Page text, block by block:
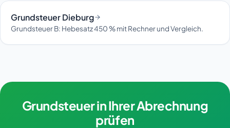
Grundsteuer Dieburg
Grundsteuer B: Hebesatz 450 % mit Rechner und Vergleich.
Grundsteuer in Ihrer Abrechnung
prüfen